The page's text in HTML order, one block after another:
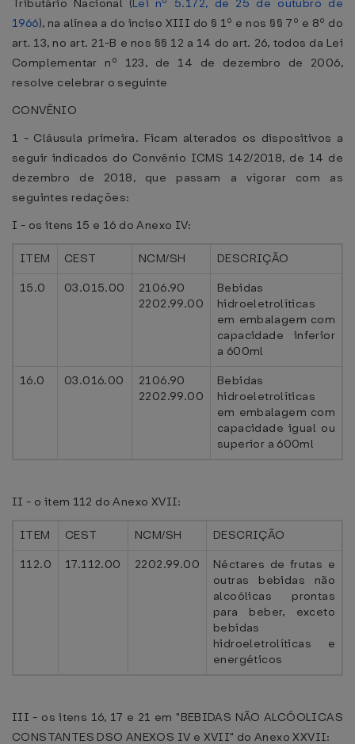
Tributário Nacional (Lei nº 5.172, de 25 de outubro de
1966), na alínea a do inciso XIII do § 1º e nos §§ 7º e 8º do
art. 13, no art. 21-B e nos §§ 12 a 14 do art. 26, todos da Lei
Complementar nº 123, de 14 de dezembro de 2006,
resolve celebrar o seguinte
CONVÊNIO
1 - Cláusula primeira. Ficam alterados os dispositivos a
seguir indicados do Convênio ICMS 142/2018, de 14 de
dezembro de 2018, que passam a vigorar com as
seguintes redações:
I - os itens 15 e 16 do Anexo IV:
ITEM CEST NCM/SH
DESCRIÇÃO
15.0
03.015.00
2106.90
2202.99.00
Bebidas
hidroeletrolíticas
em embalagem com
capacidade inferior
a 600ml
16.0
03.016.00
2106.90
2202.99.00
Bebidas
hidroeletrolíticas
em embalagem com
capacidade igual ou
superior a 600ml
II - o item 112 do Anexo XVII:
ITEM CEST NCM/SH
DESCRIÇÃO
112.0
17.112.00 2202.99.00
Néctares de frutas e
outras bebidas não
alcoólicas prontas
para beber, exceto
bebidas
hidroeletrolíticas e
energéticos
III - os itens 16, 17 e 21 em "BEBIDAS NÃO ALCÓOLICAS
CONSTANTES DSO ANEXOS IV e XVII" do Anexo XXVII: